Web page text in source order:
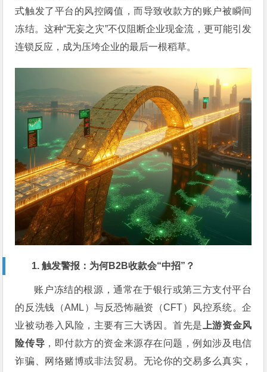
式触发了平台的风控阈值，而导致收款方的账户被瞬间
冻结。这种“无妄之灾”不仅阻断企业现金流，更可能引发
连锁反应，成为压垮企业的最后一根稻草。
1. 触发警报：为何B2B收款会“中招”？
账户冻结的根源，通常在于银行或第三方支付平台
的反洗钱（AML）与反恐怖融资（CFT）风控系统。企
业被动卷入风险，主要有三大诱因。首先是
上游资金风
险传导 ，即付款方的资金来源存在问题，例如涉及电信
诈骗、网络赌博或非法贸易。无论你的交易多么真实，